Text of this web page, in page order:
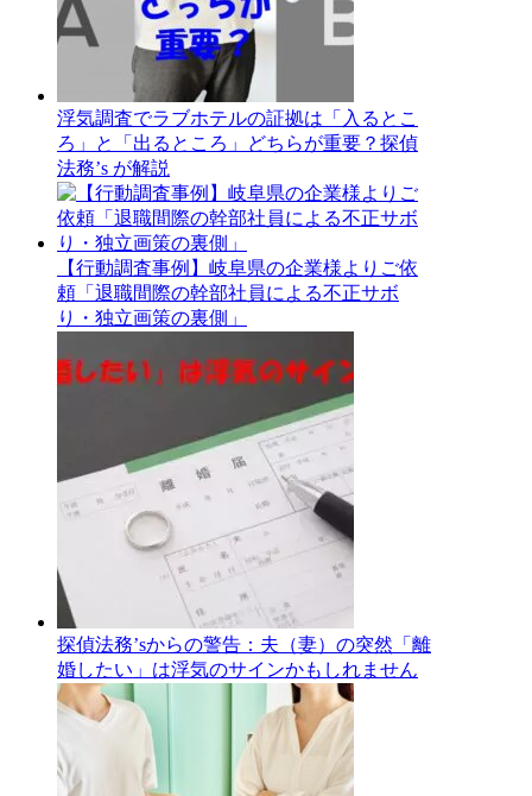
浮気調査でラブホテルの証拠は「入るとこ
ろ」と「出るところ」どちらが重要？探偵
法務’s が解説
【行動調査事例】岐阜県の企業様よりご依
頼「退職間際の幹部社員による不正サボ
り・独立画策の裏側」
探偵法務’sからの警告：夫（妻）の突然「離
婚したい」は浮気のサインかもしれません